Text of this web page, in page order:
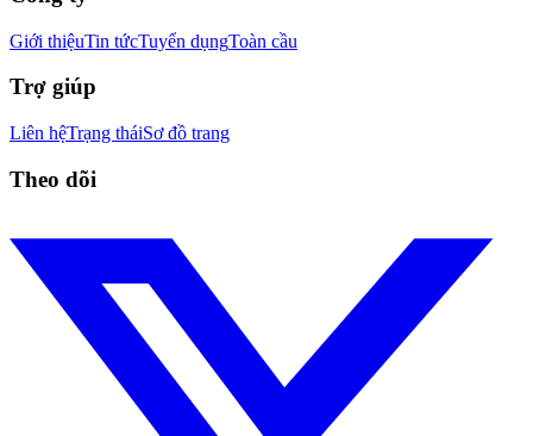
Giới thiệuTin tứcTuyển dụngToàn cầu
Trợ giúp
Liên hệTrạng tháiSơ đồ trang
Theo dõi